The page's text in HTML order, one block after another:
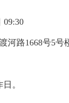
09:30
河路1668号5号
。